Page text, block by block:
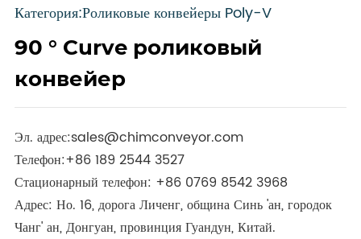
Категория:Роликовые конвейеры Poly-V
90 ° Curve роликовый
конвейер
Эл. адрес:sales@chimconveyor.com
Телефон:+86 189 2544 3527
Стационарный телефон: +86 0769 8542 3968
Адрес: Но. 16, дорога Личенг, община Синь 'ан, городок
Чанг' ан, Донгуан, провинция Гуандун, Китай.